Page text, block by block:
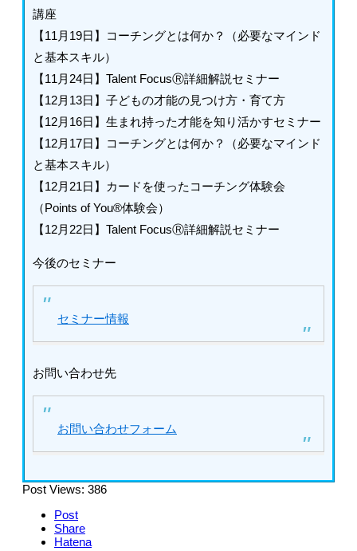
講座
【11月19日】コーチングとは何か？（必要なマインド
と基本スキル）
【11月24日】Talent FocusⓇ詳細解説セミナー
【12月13日】子どもの才能の見つけ方・育て方
【12月16日】生まれ持った才能を知り活かすセミナー
【12月17日】コーチングとは何か？（必要なマインド
と基本スキル）
【12月21日】カードを使ったコーチング体験会
（Points of You®体験会）
【12月22日】Talent FocusⓇ詳細解説セミナー
今後のセミナー
セミナー情報
お問い合わせ先
お問い合わせフォーム
Post Views: 386
Post
Share
Hatena